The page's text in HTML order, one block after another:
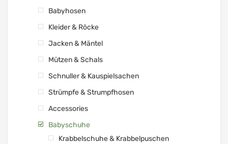
Babyhosen
Kleider & Röcke
Jacken & Mäntel
Mützen & Schals
Schnuller & Kauspielsachen
Strümpfe & Strumpfhosen
Accessories
Babyschuhe
Krabbelschuhe & Krabbelpuschen